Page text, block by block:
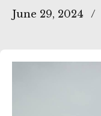
June 29, 2024